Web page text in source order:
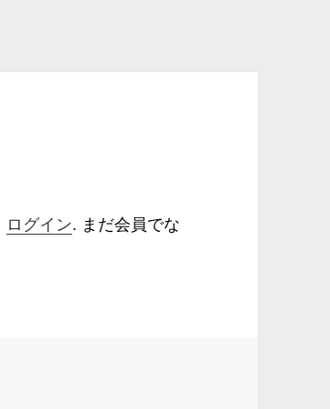
ログイン. まだ会員でな